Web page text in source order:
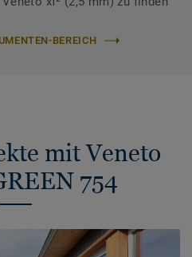
BEREICH
mit Veneto
754